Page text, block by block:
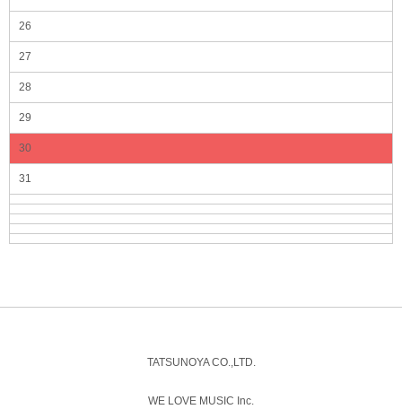
26
27
28
29
30
31
TATSUNOYA CO.,LTD.
WE LOVE MUSIC Inc.